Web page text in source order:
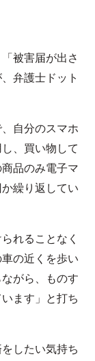
被害届が出さ
弁護士ドット
自分のスマホ
、買い物して
品のみ電子マ
繰り返してい
れることなく
の近くを歩い
がら、ものす
ます」と打ち
したい気持ち